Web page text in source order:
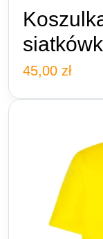
45,00 zł